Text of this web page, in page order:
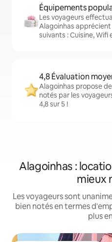
Équipements
Les voyageurs
Alagoinhas
suivants : Cuisine, Wifi
4,8 Évaluation
Alagoinhas propose
notés par les
4,8 sur 5 !
Alagoinhas :
mieux
Les voyageurs sont
bien notés en termes
plus